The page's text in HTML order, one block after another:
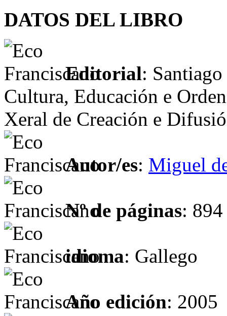
DATOS DEL LIBRO
Editorial:
Cultura, Educación e
Xeral de Creación e
Autor/es: Miguel
Nº de páginas:
idioma: Gallego
Año edición: 2005